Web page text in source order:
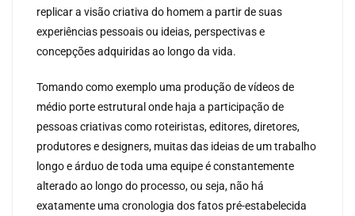
replicar a visão criativa do homem a partir de suas
experiências pessoais ou ideias, perspectivas e
concepções adquiridas ao longo da vida.
Tomando como exemplo uma produção de vídeos de
médio porte estrutural onde haja a participação de
pessoas criativas como roteiristas, editores, diretores,
produtores e designers, muitas das ideias de um trabalho
longo e árduo de toda uma equipe é constantemente
alterado ao longo do processo, ou seja, não há
exatamente uma cronologia dos fatos pré-estabelecida